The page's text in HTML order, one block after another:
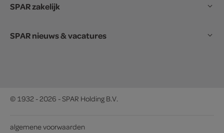
SPAR zakelijk
SPAR nieuws & vacatures
© 1932 - 2026 - SPAR Holding B.V.
algemene voorwaarden